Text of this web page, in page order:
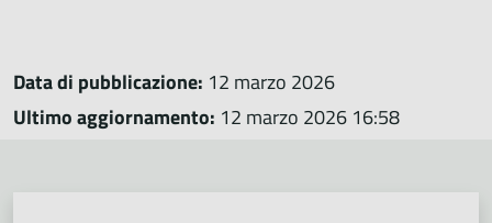
Data di pubblicazione: 12 marzo 2026
Ultimo aggiornamento: 12 marzo 2026 16:58